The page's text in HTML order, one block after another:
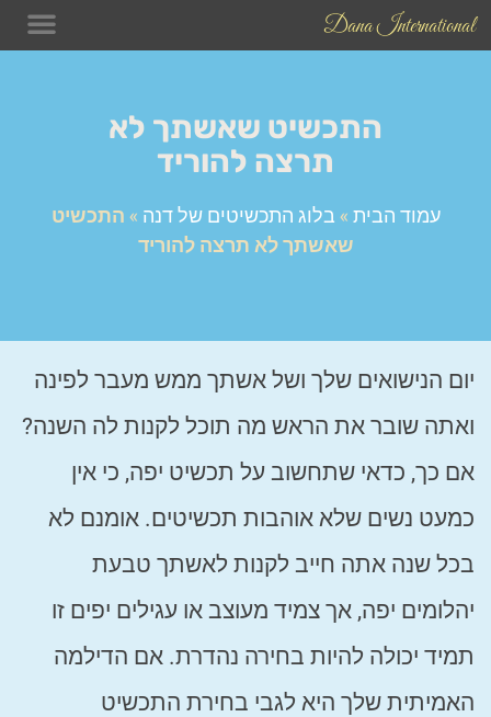
Dana International
התכשיט שאשתך לא
תרצה להוריד
עמוד הבית » בלוג התכשיטים של דנה » התכשיט
שאשתך לא תרצה להוריד
יום הנישואים שלך ושל אשתך ממש מעבר לפינה
ואתה שובר את הראש מה תוכל לקנות לה השנה?
אם כך, כדאי שתחשוב על תכשיט יפה, כי אין
כמעט נשים שלא אוהבות תכשיטים. אומנם לא
בכל שנה אתה חייב לקנות לאשתך טבעת
יהלומים יפה, אך צמיד מעוצב או עגילים יפים זו
תמיד יכולה להיות בחירה נהדרת. אם הדילמה
האמיתית שלך היא לגבי בחירת התכשיט